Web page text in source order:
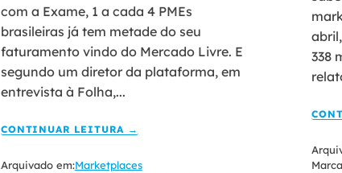
com a Exame, 1 a cada 4 PMEs
brasileiras já tem metade do seu
faturamento vindo do Mercado Livre. E
segundo um diretor da plataforma, em
entrevista à Folha,...
CONTINUAR LEITURA →
Arquivado em:Marketplaces
338